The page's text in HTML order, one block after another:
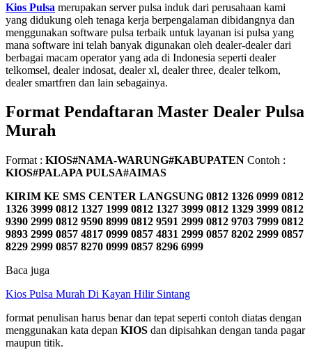
Kios Pulsa merupakan server pulsa induk dari perusahaan kami
yang didukung oleh tenaga kerja berpengalaman dibidangnya dan
menggunakan software pulsa terbaik untuk layanan isi pulsa yang
mana software ini telah banyak digunakan oleh dealer-dealer dari
berbagai macam operator yang ada di Indonesia seperti dealer
telkomsel, dealer indosat, dealer xl, dealer three, dealer telkom,
dealer smartfren dan lain sebagainya.
Format Pendaftaran Master Dealer Pulsa
Murah
Format : KIOS#NAMA-WARUNG#KABUPATEN Contoh :
KIOS#PALAPA PULSA#AIMAS
KIRIM KE SMS CENTER LANGSUNG 0812 1326 0999 0812
1326 3999 0812 1327 1999 0812 1327 3999 0812 1329 3999 0812
9390 2999 0812 9590 8999 0812 9591 2999 0812 9703 7999 0812
9893 2999 0857 4817 0999 0857 4831 2999 0857 8202 2999 0857
8229 2999 0857 8270 0999 0857 8296 6999
Baca juga
Kios Pulsa Murah Di Kayan Hilir Sintang
format penulisan harus benar dan tepat seperti contoh diatas dengan
menggunakan kata depan KIOS dan dipisahkan dengan tanda pagar
maupun titik.